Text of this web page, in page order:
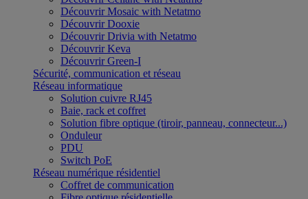
Découvrir Mosaic with Netatmo
Découvrir Dooxie
Découvrir Drivia with Netatmo
Découvrir Keva
Découvrir Green-I
Sécurité, communication et réseau
Réseau informatique
Solution cuivre RJ45
Baie, rack et coffret
Solution fibre optique (tiroir, panneau, connecteur...)
Onduleur
PDU
Switch PoE
Réseau numérique résidentiel
Coffret de communication